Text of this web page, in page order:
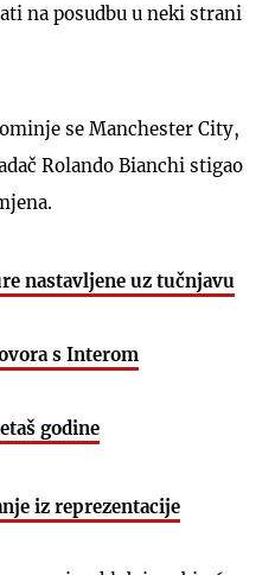
na posudbu u neki strani
se Manchester City,
Rolando Bianchi stigao
nastavljene uz tučnjavu
s Interom
godine
iz reprezentacije